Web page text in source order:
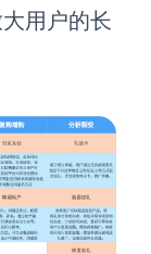
用户的长